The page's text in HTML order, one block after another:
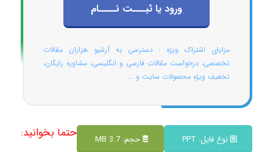
ورود یا ثبـــت نــــام
مزایای اشتراک ویژه : دسترسی به آرشیو هزاران مقالات
تخصصی، درخواست مقالات فارسی و انگلیسی، مشاوره رایگان،
تخفیف ویژه محصولات سایت و ...
نوع فایل: PPT حجم: 3.7 MB حتما بخوانید: